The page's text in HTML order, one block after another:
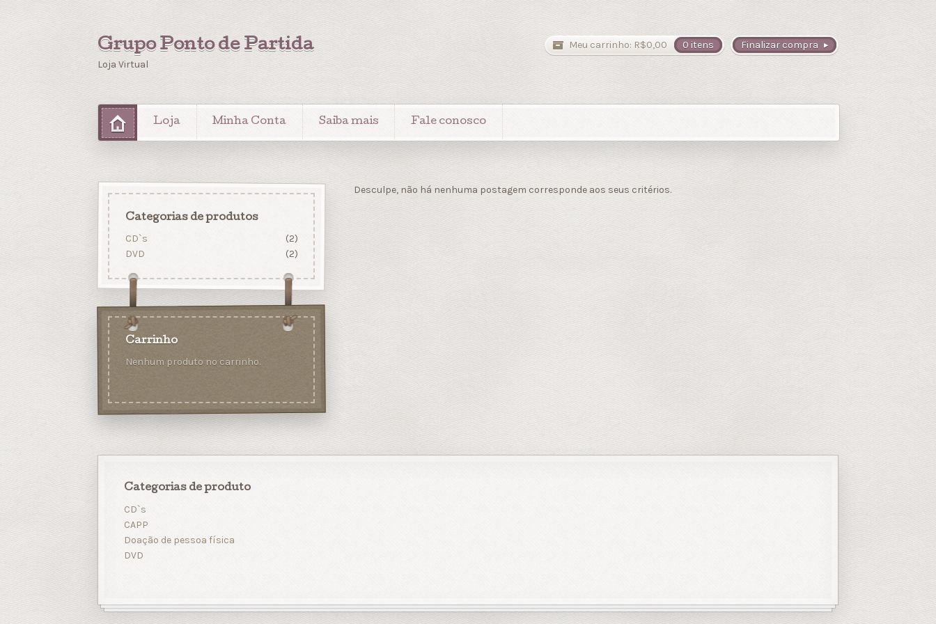
Grupo Ponto de Partida
Loja Virtual
Finalizar compra
Meu carrinho: R$0,00 0 itens
Loja Minha Conta Saiba mais Fale conosco
Desculpe, não há nenhuma postagem corresponde aos seus critérios.
Categorias de produtos
CD`s
(2)
DVD
(2)
Carrinho
Nenhum produto no carrinho.
Categorias de produto
CD`s
CAPP
Doação de pessoa física
DVD